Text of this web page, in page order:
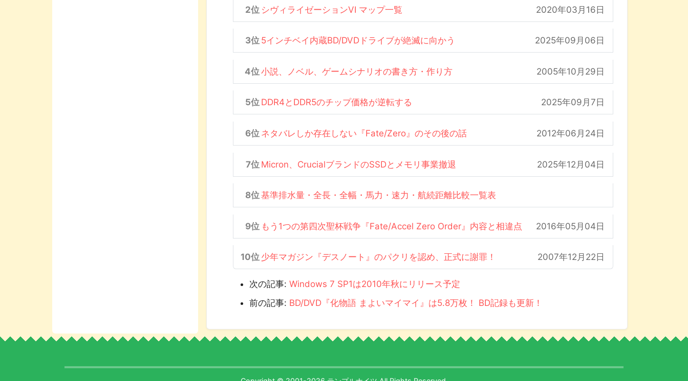
シヴィライゼーションVI マップ一覧 2020年03月16日
5インチベイ内蔵BD/DVDドライブが絶滅に向かう 2025年09月06日
小説、ノベル、ゲームシナリオの書き方・作り方 2005年10月29日
DDR4とDDR5のチップ価格が逆転する 2025年09月7日
ネタバレしか存在しない『Fate/Zero』のその後の話 2012年06月24日
Micron、CrucialブランドのSSDとメモリ事業撤退 2025年12月04日
基準排水量・全長・全幅・馬力・速力・航続距離比較一覧表
もう1つの第四次聖杯戦争『Fate/Accel Zero Order』内容と相違点 2016年05月04日
少年マガジン『デスノート』のパクリを認め、正式に謝罪！ 2007年12月22日
次の記事: Windows 7 SP1は2010年秋にリリース予定
前の記事: BD/DVD『化物語 まよいマイマイ』は5.8万枚！ BD記録も更新！